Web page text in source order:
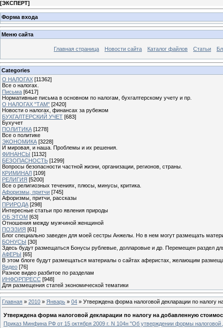
[ЭКСПЕРТ]
Форма входа
Меню сайта
Главная страница Новости сайта Каталог файлов Статьи
Categories
О НАЛОГАХ [11362]
Все о налогах.
Письма [6417]
Нормативные письма в основном по налогам, бухгалтерскому учету и пр.
О НАЛОГАХ "ТАМ" [2420]
Новости о налогах, финансах за рубежом
БУХГАЛТЕРСКИЙ УЧЕТ [683]
Бухучет
ПОЛИТИКА [1278]
Все о политике
ЭКОНОМИКА [3228]
И мировая, и наша. Проблемы и их решения.
ФИНАНСЫ [1132]
БЕЗОПАСНОСТЬ [1299]
Вопросы безопасности частной жизни, организации, регионов, страны.
КРИМИНАЛ [109]
РЕЛИГИЯ [5200]
Все о религиозных течениях, плюсы, минусы, критика.
Афоризмы, притчи [745]
Афоризмы, притчи, рассказы
ПРИРОДА [298]
Интересные статьи про явления природы
ОБ ЭТОМ [63]
Отношения между мужчиной женщиной
ПОЭЗИЯ [61]
Блог специально заведен для моей сестры Анжелы. Но в нем могут размещать
БОНУСЫ [30]
Здесь будут размещаться Бонусы рублевые, долларовые и др. Перемещен раздел
АФЕРЫ [65]
В этом блоге будут размещаться материалы о сайтах аферистах, желающим
Видео [76]
Разное видео разбитое по разделам
ИНФОРПРЕСС [948]
Для размещения статей экономической тематики
Главная » 2010 » Январь » 04 » Утверждена форма налоговой декларации по налогу
Утверждена форма налоговой декларации по налогу на добавленную
Приказ Минфина РФ от 15 октября 2009 г. N 104н "Об утверждении формы